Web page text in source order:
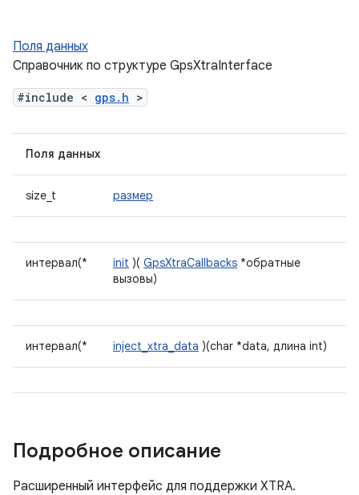
Поля данных
Справочник по структуре GpsXtraInterface
#include < gps.h >
Поля данных
size_t размер
интервал(* init )( GpsXtraCallbacks *обратные
вызовы)
интервал(* inject_xtra_data )(char *data, длина int)
Подробное описание
Расширенный интерфейс для поддержки XTRA.